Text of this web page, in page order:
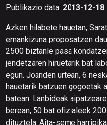
Publikazio data: 2013-12-18
Azken hilabete hauetan,
emankizuna proposatzen
2500 biztanle pasa
jendetzaren hiruetarik bat
egun. Joanden urtean, 6
hauetarik batzuen gogoetak
batean. Lanbideak
berean, 50 bat ofizialeek
dituztela. Aita-seme